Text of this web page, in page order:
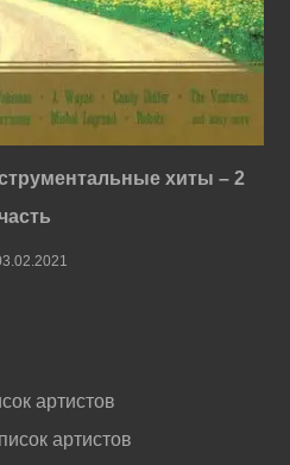
хиты – 2
артистов
артистов